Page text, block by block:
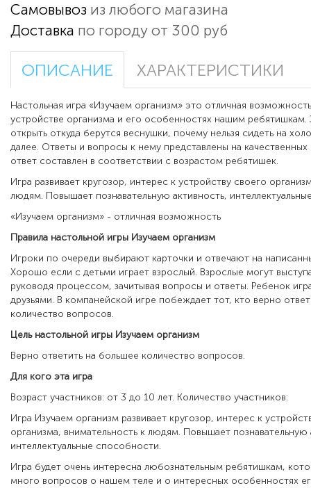
Самовывоз из любого магазина
Доставка по городу от 300 руб
ОПИСАНИЕ ХАРАКТЕРИСТИКИ
Настольная игра «Изучаем организм» это отличная
устройстве организма и его особенностях нашим ребятишкам.
открыть откуда берутся веснушки, почему нельзя сидеть на
далее. Ответы и вопросы к нему представлены на качественных
ответ составлен в соответствии с возрастом ребятишек.
Игра развивает кругозор, интерес к устройству своего
людям. Повышает познавательную активность,
«Изучаем организм» - отличная возможность
Правила настольной игры Изучаем организм
Игроки по очереди выбирают карточки и отвечают на
Хорошо если с детьми играет взрослый. Взрослые могут
руководя процессом, зачитывая вопросы и ответы. Ребенок
друзьями. В компанейской игре побеждает тот, кто верно
количество вопросов.
Цель настольной игры Изучаем организм
Верно ответить на большее количество вопросов.
Для кого эта игра
Возраст участников: от 3 до 10 лет. Количество участников:
Игра Изучаем организм развивает кругозор, интерес к
организма, внимательность к людям. Повышает познавательную
интеллектуальные способности.
Игра будет очень интересна любознательным ребятишкам,
много вопросов о нашем теле и о интересных особенностях